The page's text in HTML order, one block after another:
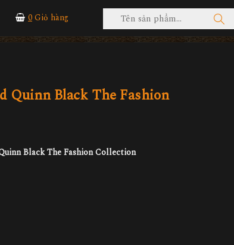
0Giỏ hàng
Quinn Black The Fashion
Black The Fashion Collection